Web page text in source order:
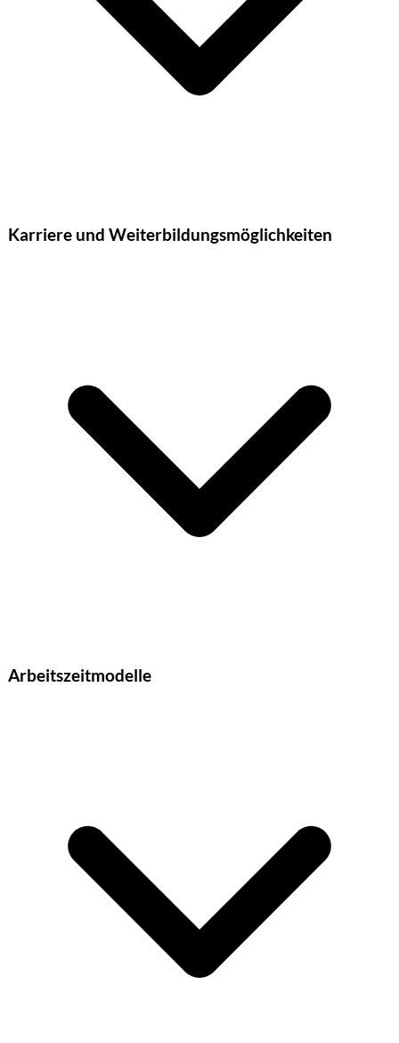
Karriere und Weiterbildungsmöglichkeiten
Arbeitszeitmodelle